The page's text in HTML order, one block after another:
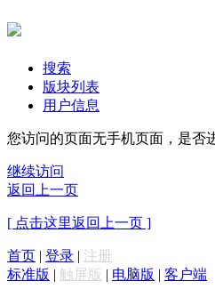
搜索
版块列表
用户信息
您访问的页面无手机页面，是否
继续访问
返回上一页
[ 点击这里返回上一页 ]
首页 | 登录 | 注册
标准版 | 触屏版 | 电脑版 | 客户端